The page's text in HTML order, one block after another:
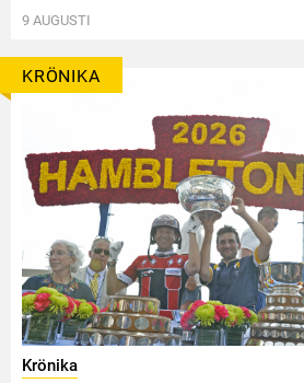
9 AUGUSTI
KRÖNIKA
Krönika